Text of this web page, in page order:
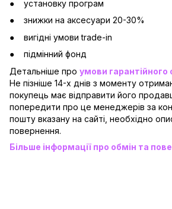
установку програм
знижки на аксесуари 20-30%
вигідні умови trade-in
підмінний фонд
Детальніше про умови гарантійного
Не пізніше 14-х днів з моменту
покупець має відправити його
попередити про це менеджерів за
пошту вказану на сайті, необхідно
повернення.
Більше інформації про обмін та